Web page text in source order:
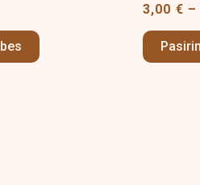
options
may
3,00 € –